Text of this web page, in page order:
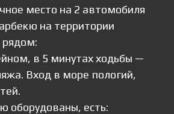
место на 2 автомобиля
на территории
рядом:
в 5 минутах ходьбы —
Вход в море пологий,
оборудованы, есть: